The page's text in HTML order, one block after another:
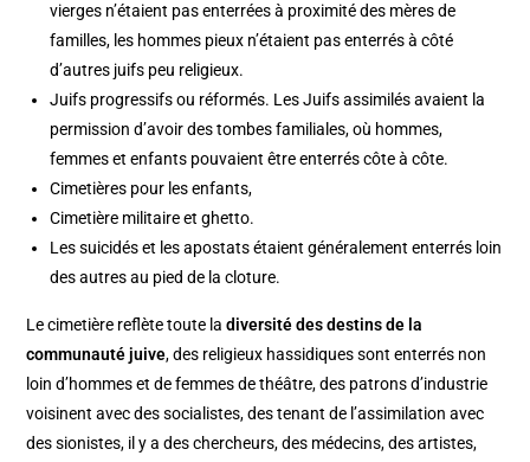
vierges n’étaient pas enterrées à proximité des mères de
familles, les hommes pieux n’étaient pas enterrés à côté
d’autres juifs peu religieux.
Juifs progressifs ou réformés. Les Juifs assimilés avaient la
permission d’avoir des tombes familiales, où hommes,
femmes et enfants pouvaient être enterrés côte à côte.
Cimetières pour les enfants,
Cimetière militaire et ghetto.
Les suicidés et les apostats étaient généralement enterrés loin
des autres au pied de la cloture.
Le cimetière reflète toute ladiversité des destins de la
communauté juive, des religieux hassidiques sont enterrés non
loin d’hommes et de femmes de théâtre, des patrons d’industrie
voisinent avec des socialistes, des tenant de l’assimilation avec
des sionistes, il y a des chercheurs, des médecins, des artistes,